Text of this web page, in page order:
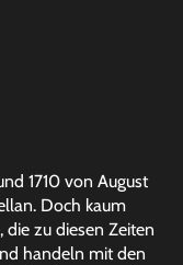
1710 von August
Doch kaum
zu diesen Zeiten
handeln mit den